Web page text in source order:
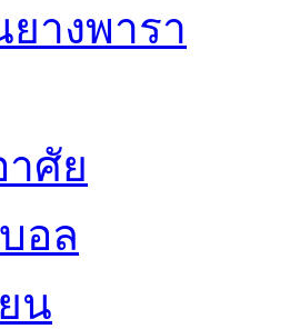
างพารา
ศัย
อล
น